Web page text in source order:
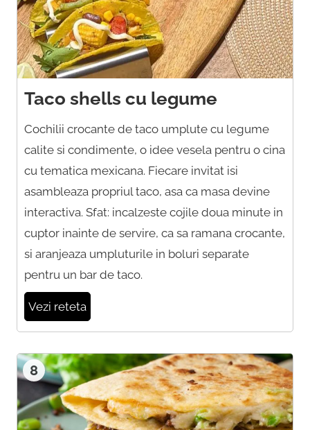
Taco shells cu legume
Cochilii crocante de taco umplute cu legume
calite si condimente, o idee vesela pentru o cina
cu tematica mexicana. Fiecare invitat isi
asambleaza propriul taco, asa ca masa devine
interactiva. Sfat: incalzeste cojile doua minute in
cuptor inainte de servire, ca sa ramana crocante,
si aranjeaza umpluturile in boluri separate
pentru un bar de taco.
Vezi reteta
8